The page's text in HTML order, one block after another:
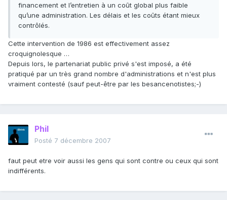
financement et l’entretien à un coût global plus faible
qu’une administration. Les délais et les coûts étant mieux
contrôlés.
Cette intervention de 1986 est effectivement assez
croquignolesque …
Depuis lors, le partenariat public privé s'est imposé, a été
pratiqué par un très grand nombre d'administrations et n'est plus
vraiment contesté (sauf peut-être par les besancenotistes;-)
Phil
Posté 7 décembre 2007
faut peut etre voir aussi les gens qui sont contre ou ceux qui sont
indifférents.